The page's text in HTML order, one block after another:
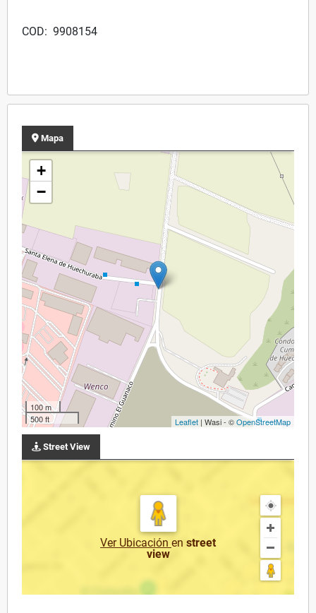
COD: 9908154
Mapa
+
−
100 m
500 ft
Leaflet | Wasi - ©OpenStreetMap
Street View
Ver Ubicación en street
view